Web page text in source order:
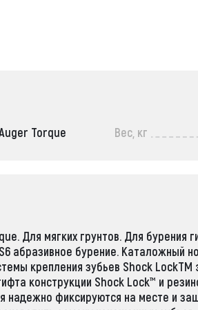
Torque Вес, кг
Для мягких грунтов. Для бурения
абразивное бурение. Каталожный
крепления зубьев Shock LockTM
конструкции Shock Lock™ и
надежно фиксируются на месте и